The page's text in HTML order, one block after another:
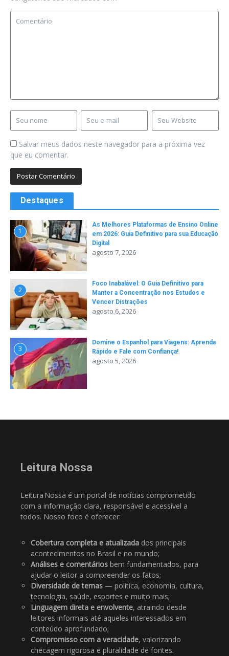
Salvar meus dados neste navegador para a próxima vez
que eu comentar.
Destaques
1
As Melhores Plataformas de Ensino Online
em 2026: Guia Definitivo para sua Educação
Digital
agosto 7, 2026
2
Foco Inabalável: O Guia Definitivo para
Manter a Concentração nos Estudos e
Vencer Distrações
agosto 6, 2026
3
Domine o Espanhol para Viagens: Aprenda
Rápido e Fale com Confiança!
agosto 5, 2026
Leitura Nossa
Leitura Nossa é um portal de notícias comprometido
com a informação clara, responsável e acessível a
todos. Nosso foco é oferecer:
Cobertura completa e atualizada dos principais
acontecimentos no Brasil e no mundo;
Análises e comentários bem fundamentados, para
ajudar o leitor a compreender os fatos;
Diversidade de temas — política, economia, cultura,
tecnologia, saúde, esportes e muito mais;
Linguagem direta e envolvente, atraindo desde
leitores informais até aqueles interessados em
conteúdo aprofundado;
Compromisso com a veracidade, valorizando
checagem rigorosa e pluralidade de fontes.